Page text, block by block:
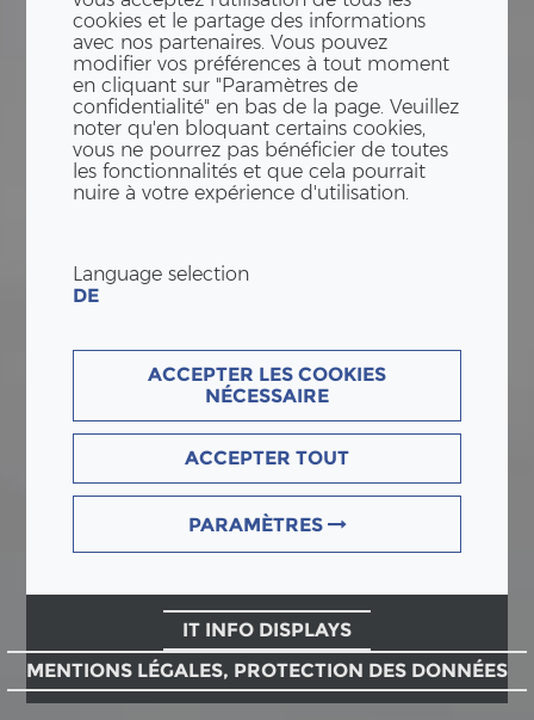
cookies et le partage des informations
avec nos partenaires. Vous pouvez
modifier vos préférences à tout moment
en cliquant sur "Paramètres de
confidentialité" en bas de la page. Veuillez
noter qu'en bloquant certains cookies,
vous ne pourrez pas bénéficier de toutes
les fonctionnalités et que cela pourrait
nuire à votre expérience d'utilisation.
Language selection
DE
ACCEPTER LES COOKIES
NÉCESSAIRE
ACCEPTER TOUT
PARAMÈTRES
IT INFO DISPLAYS
MENTIONS LÉGALES, PROTECTION DES DONNÉES